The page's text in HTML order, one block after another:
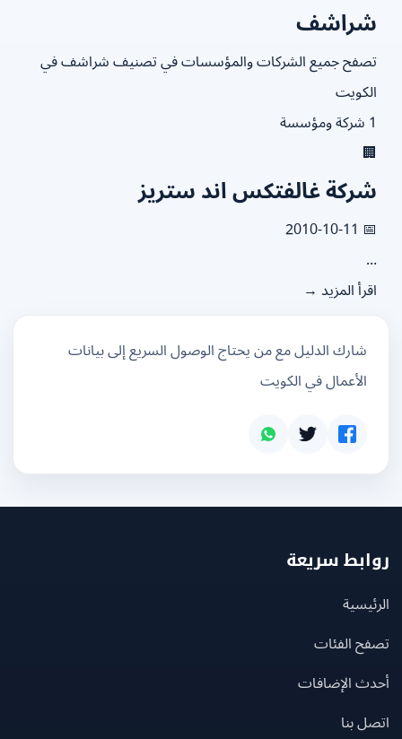
جميع الشركات والمؤسسات في تصنيف شراشف في
غالفتكس اند ستريز
المزيد →
شارك الدليل مع من يحتاج الوصول السريع إلى بيانات
الأعمال في الكويت
سريعة
الفئات
الإضافات
بنا